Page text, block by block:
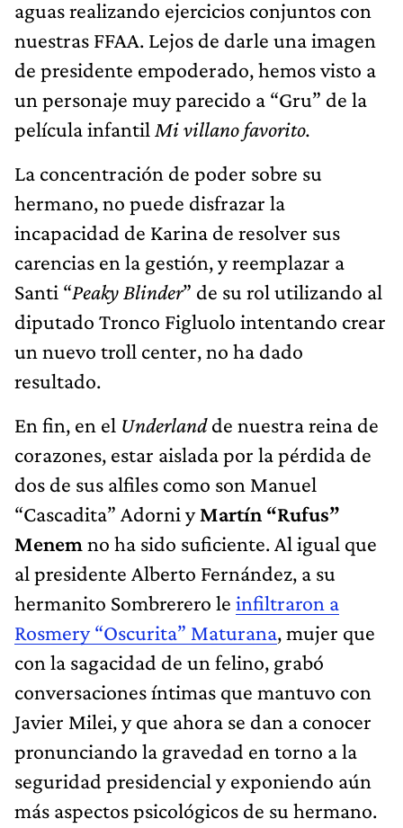
aguas realizando ejercicios conjuntos con
nuestras FFAA. Lejos de darle una imagen
de presidente empoderado, hemos visto a
un personaje muy parecido a “Gru” de la
película infantil Mi villano favorito.
La concentración de poder sobre su
hermano, no puede disfrazar la
incapacidad de Karina de resolver sus
carencias en la gestión, y reemplazar a
Santi “Peaky Blinder” de su rol utilizando al
diputado Tronco Figluolo intentando crear
un nuevo troll center, no ha dado
resultado.
En fin, en el Underlandde nuestra reina de
corazones, estar aislada por la pérdida de
dos de sus alfiles como son Manuel
“Cascadita” Adorni yMartín “Rufus”
Menem no ha sido suficiente. Al igual que
al presidente Alberto Fernández, a su
hermanito Sombrerero le infiltraron a
Rosmery “Oscurita” Maturana, mujer que
con la sagacidad de un felino, grabó
conversaciones íntimas que mantuvo con
Javier Milei, y que ahora se dan a conocer
pronunciando la gravedad en torno a la
seguridad presidencial y exponiendo aún
más aspectos psicológicos de su hermano.